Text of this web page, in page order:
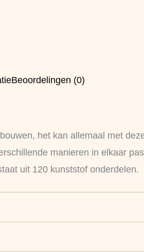
Beoordelingen (0)
het kan allemaal met
manieren in elkaar
uit 120 kunststof onderdelen.